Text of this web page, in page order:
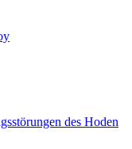
des Hoden